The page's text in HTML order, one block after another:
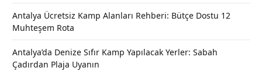
Antalya Ücretsiz Kamp Alanları Rehberi: Bütçe Dostu 12
Muhteşem Rota
Antalya’da Denize Sıfır Kamp Yapılacak Yerler: Sabah
Çadırdan Plaja Uyanın